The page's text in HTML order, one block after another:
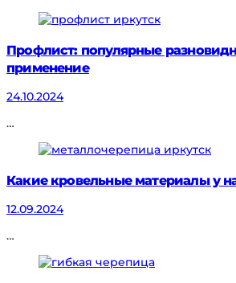
Профлист: популярные
применение
24.10.2024
…
Какие кровельные материалы у
12.09.2024
…